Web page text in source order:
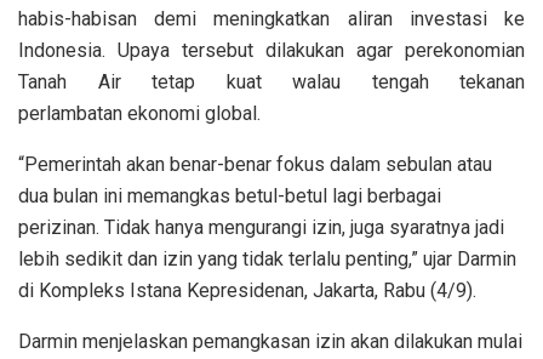
habis-habisan demi meningkatkan aliran investasi ke
Indonesia. Upaya tersebut dilakukan agar perekonomian
Tanah Air tetap kuat walau tengah tekanan
perlambatan ekonomi global.
“Pemerintah akan benar-benar fokus dalam sebulan atau
dua bulan ini memangkas betul-betul lagi berbagai
perizinan. Tidak hanya mengurangi izin, juga syaratnya jadi
lebih sedikit dan izin yang tidak terlalu penting,” ujar Darmin
di Kompleks Istana Kepresidenan, Jakarta, Rabu (4/9).
Darmin menjelaskan pemangkasan izin akan dilakukan mulai